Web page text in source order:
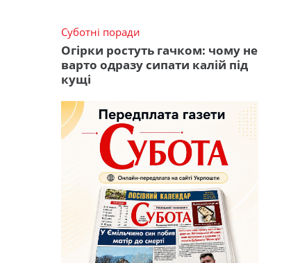
Суботні поради
Огірки ростуть гачком: чому не
варто одразу сипати калій під
кущі